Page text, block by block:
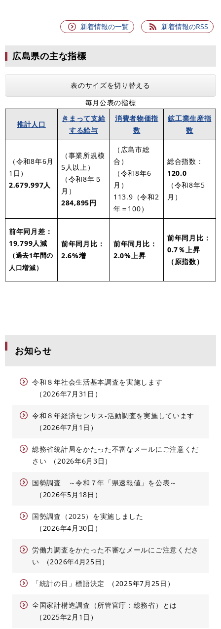
新着情報の一覧 新着情報のRSS
広島県の主な指標
表のサイズを切り替える
毎月公表の指標
推計人口
きまって支給
する給与
消費者物価指
数
鉱工業生産指
数
（令和8年6月
1日）
2,679,997人
（事業所規模
5人以上）
（令和8年５
月）
284,895円
（広島市総
合）
（令和8年6
月）
113.9（令和2
年＝100）
総合指数：
120.0
（令和8年5
月）
前年同月差：
19,799人減
（過去1年間の
人口増減）
前年同月比：
2.6%増
前年同月比：
2.0%上昇
前年同月比：
0.7％上昇
（原指数）
お知らせ
令和８年社会生活基本調査を実施します
2026年7月31日
令和８年経済センサス-活動調査を実施しています
2026年7月1日
総務省統計局をかたった不審なメールにご注意くだ
さい
2026年6月3日
国勢調査 ～令和７年「県速報値」を公表～
2026年5月18日
国勢調査（2025）を実施しました
2026年4月30日
労働力調査をかたった不審なメールにご注意くださ
い
2026年4月25日
「統計の日」標語決定 2025年7月25日
全国家計構造調査（所管官庁：総務省）とは
2025年2月1日